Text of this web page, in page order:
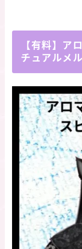
【有料】ア
チュアルメ